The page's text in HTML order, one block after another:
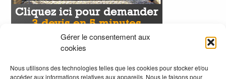
Gérer le consentement aux
cookies
Nous utilisons des technologies telles que les cookies pour stocker et/ou
accéder aux informations relatives aux appareils. Nous le faisons pour